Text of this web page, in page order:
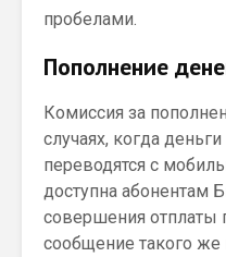
пробелами.
Пополнение
Комиссия за
случаях, когда
переводятся с
доступна абонентам
совершения отплаты
сообщение такого